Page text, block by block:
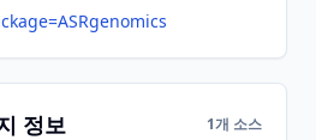
정보 1개 소스